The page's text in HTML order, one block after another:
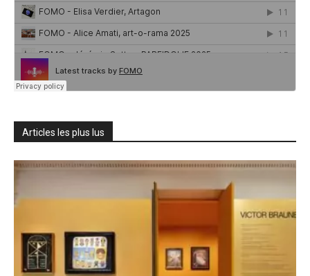
Articles les plus lus